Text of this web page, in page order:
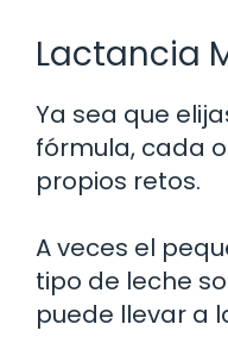
Lactancia
Ya sea que
fórmula, cada
propios retos.
A veces el
tipo de leche
puede llevar a